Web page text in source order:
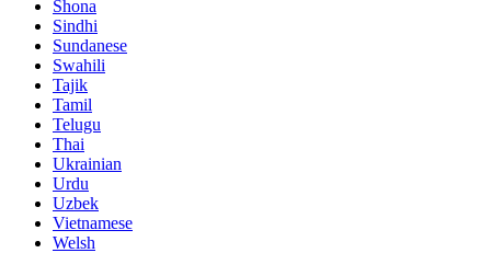
Shona
Sindhi
Sundanese
Swahili
Tajik
Tamil
Telugu
Thai
Ukrainian
Urdu
Uzbek
Vietnamese
Welsh